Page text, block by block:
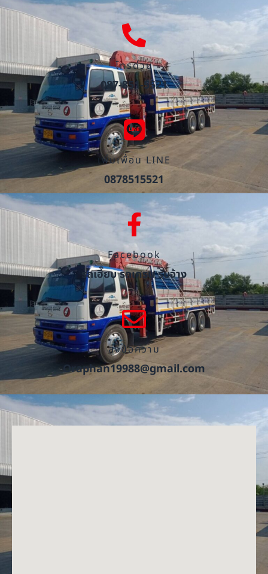
โทรด่วน
087-851-5521
เพิ่มเพื่อน LINE
0878515521
Facebook
รถเฮี๊ยบ รถเครน รับจ้าง
ส่งข้อความ
Oraphan19988@gmail.com